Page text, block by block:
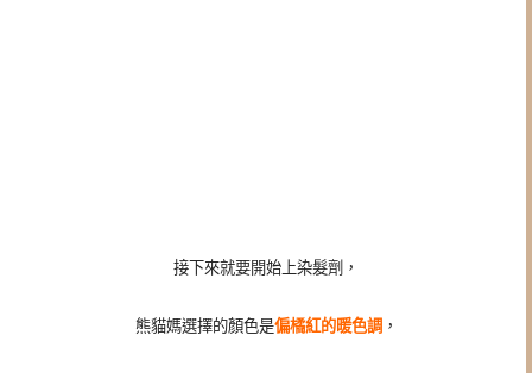
接下來就要開始上染髮劑，
熊貓媽選擇的顏色是偏橘紅的暖色調 ，